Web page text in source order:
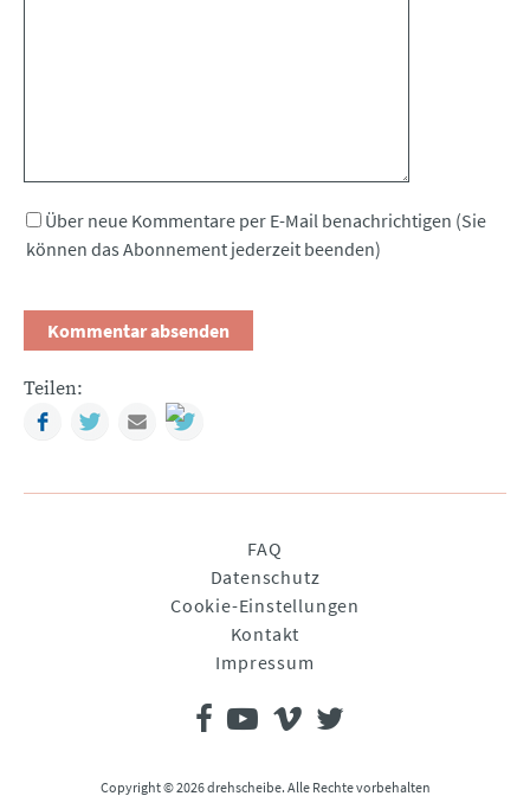
Über neue Kommentare per E-Mail benachrichtigen (Sie
können das Abonnement jederzeit beenden)
Teilen:
FacebookTwitterMail
FAQ
Datenschutz
Cookie-Einstellungen
Kontakt
Impressum
Copyright © 2026 drehscheibe. Alle Rechte vorbehalten